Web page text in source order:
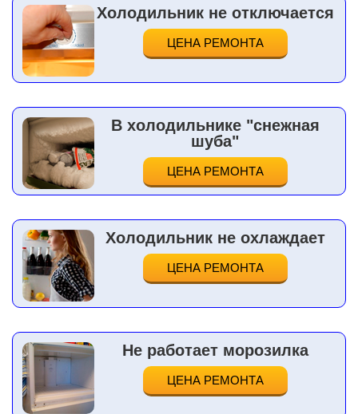
Холодильник не отключается
ЦЕНА РЕМОНТА
В холодильнике "снежная
шуба"
ЦЕНА РЕМОНТА
Холодильник не охлаждает
ЦЕНА РЕМОНТА
Не работает морозилка
ЦЕНА РЕМОНТА